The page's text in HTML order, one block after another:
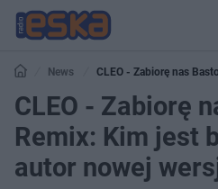
News
CLEO - Zabiorę nas
nowej wersji hitu Cleo?!
CLEO - Zabiorę
Remix: Kim jest
autor nowej